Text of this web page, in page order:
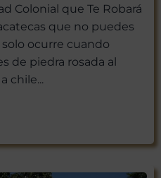
Colonial que Te Robará
que no puedes
ocurre cuando
de piedra rosada al
chile...